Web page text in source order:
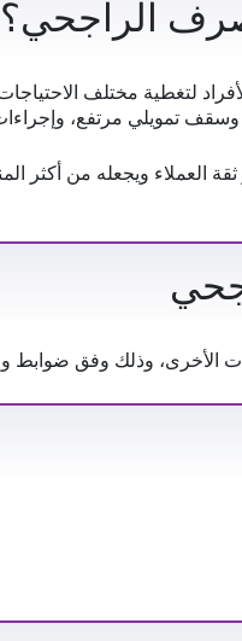
الراجحي؟
لتغطية مختلف الاحتياجات
تمويلي مرتفع،
ثقة العملاء ويجعله من أكثر
الأخرى، وذلك وفق ضوابط